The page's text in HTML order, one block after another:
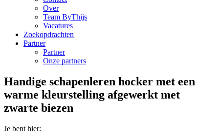
Over
Team ByThijs
Vacatures
Zoekopdrachten
Partner
Partner
Onze partners
Handige schapenleren hocker met een
warme kleurstelling afgewerkt met
zwarte biezen
Je bent hier: